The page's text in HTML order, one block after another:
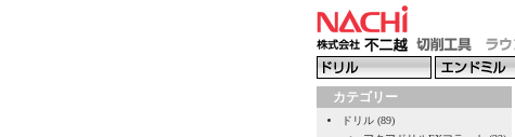
カテゴリー
ドリル (89)